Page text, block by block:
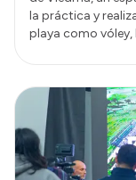
la práctica y
playa como